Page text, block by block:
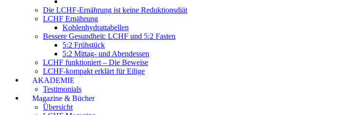
Die LCHF-Ernährung ist keine Reduktionsdiät
LCHF Ernährung
Kohlenhydrattabellen
Bessere Gesundheit: LCHF und 5:2 Fasten
5:2 Frühstück
5:2 Mittag- und Abendessen
LCHF funktioniert – Die Beweise
LCHF-kompakt erklärt für Eilige
AKADEMIE
Testimonials
Magazine & Bücher
Übersicht